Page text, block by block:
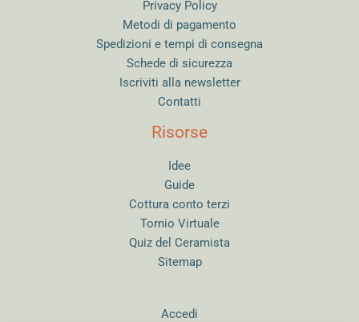
Privacy Policy
Metodi di pagamento
Spedizioni e tempi di consegna
Schede di sicurezza
Iscriviti alla newsletter
Contatti
Risorse
Idee
Guide
Cottura conto terzi
Tornio Virtuale
Quiz del Ceramista
Sitemap
Accedi